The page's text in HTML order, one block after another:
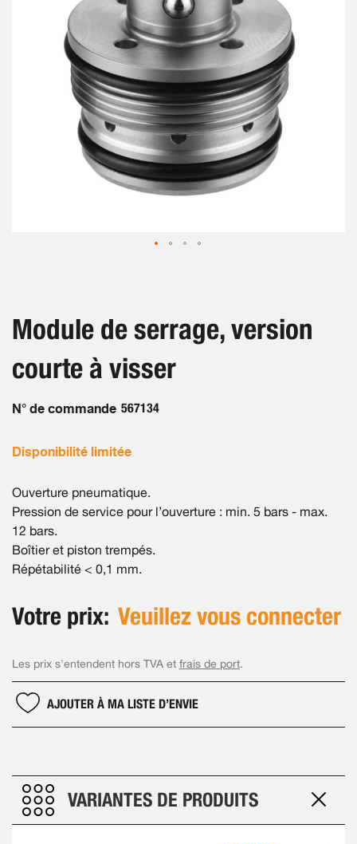
beginning
of
images
Module de serrage, version
courte à visser
N° de commande 567134
Disponibilité limitée
Ouverture pneumatique.
Pression de service pour l’ouverture : min. 5 bars - max.
12 bars.
Boîtier et piston trempés.
Répétabilité < 0,1 mm.
Votre prix: Veuillez vous connecter
Les prix s'entendent hors TVA et frais de port.
AJOUTER À MA LISTE D’ENVIE
VARIANTES DE PRODUITS